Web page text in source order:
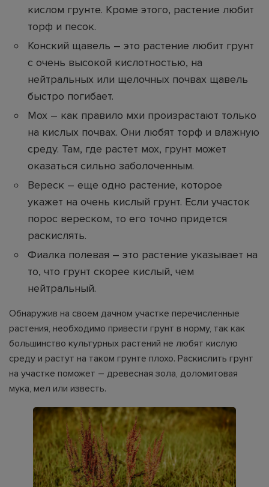
кислом грунте. Кроме этого, растение любит
торф и песок.
Конский щавель – это растение любит грунт
с очень высокой кислотностью, на
нейтральных или щелочных почвах щавель
быстро погибает.
Мох – как правило мхи произрастают только
на кислых почвах. Они любят торф и влажную
среду. Там, где растет мох, грунт может
оказаться сильно заболоченным.
Вереск – еще одно растение, которое
укажет на очень кислый грунт. Если участок
порос вереском, то его точно придется
раскислять.
Фиалка полевая – это растение указывает на
то, что грунт скорее кислый, чем
нейтральный.
Обнаружив на своем дачном участке перечисленные
растения, необходимо привести грунт в норму, так как
большинство культурных растений не любят кислую
среду и растут на таком грунте плохо. Раскислить грунт
на участке поможет – древесная зола, доломитовая
мука, мел или известь.